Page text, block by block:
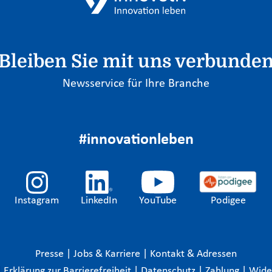
Sie mit uns
Newsservice für Ihre Branche
#innovationleben
Instagram LinkedIn YouTube Podigee
Presse Jobs & Karriere
Kontakt & Adressen